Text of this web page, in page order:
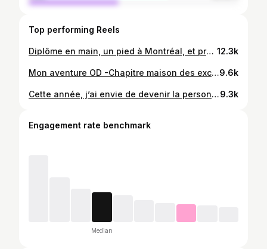
Top performing Reels
Diplôme en main, un pied à Montréal, et prête à mettre la main à la pâte pour vous partager ma passion de l’alimentation 🍝 Merci à ces belles années de folie 🍾🫶🏻 12.3k
Mon aventure OD -Chapitre maison des exclus 💫9.6k
Cette année, j’ai envie de devenir la personne qui se priorise, celle qui se concentre sur elle-même et sur son développement personnel. Ces dernières années, mes aspirations et rêves ont souvent été influencés davantage par des facteurs externes que par mes propres choix et ma volonté. C’est pourquoi, pour mes 25 ans, je me choisis. 🫶🏻✨9.3k
Engagement rate benchmark
Median